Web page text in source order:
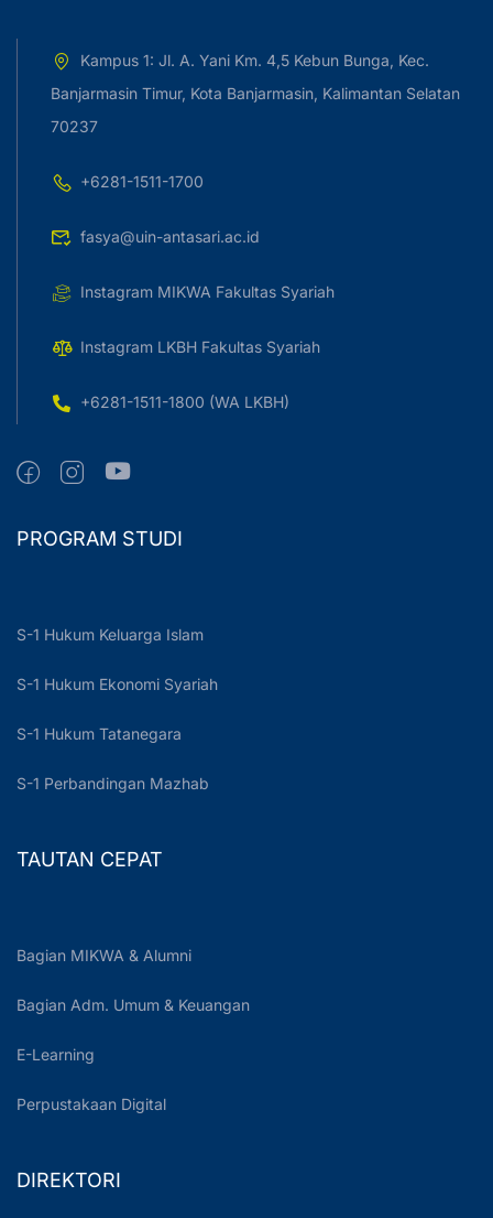
Kampus 1: Jl. A. Yani Km. 4,5 Kebun Bunga, Kec.
Banjarmasin Timur, Kota Banjarmasin, Kalimantan Selatan
70237
+6281-1511-1700
fasya@uin-antasari.ac.id
Instagram MIKWA Fakultas Syariah
Instagram LKBH Fakultas Syariah
+6281-1511-1800 (WA LKBH)
PROGRAM STUDI
S-1 Hukum Keluarga Islam
S-1 Hukum Ekonomi Syariah
S-1 Hukum Tatanegara
S-1 Perbandingan Mazhab
TAUTAN CEPAT
Bagian MIKWA & Alumni
Bagian Adm. Umum & Keuangan
E-Learning
Perpustakaan Digital
DIREKTORI